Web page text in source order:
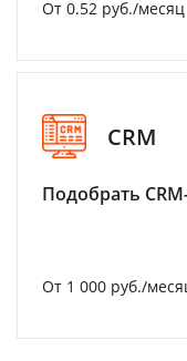
От 0.52 руб./месяц
CRM
Подобрать
От 1 000 руб./